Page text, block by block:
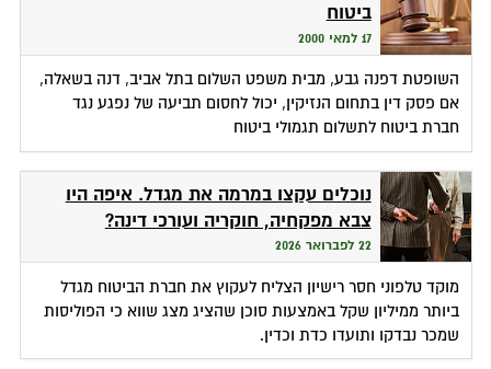
ביטוח
17 למאי 2000
השופטת דפנה גבע, מבית משפט השלום בתל אביב, דנה בשאלה,
אם פסק דין בתחום הנזיקין, יכול לחסום תביעה של נפגע נגד
חברת ביטוח לתשלום תגמולי ביטוח
נוכלים עקצו במרמה את מגדל. איפה היו
צבא מפקחיה, חוקריה ועורכי דינה?
22 לפברואר 2026
מוקד טלפוני חסר רישיון הצליח לעקוץ את חברת הביטוח מגדל
ביותר ממיליון שקל באמצעות סוכן שהציג מצג שווא כי הפוליסות
שמכר נבדקו ותועדו כדת וכדין.